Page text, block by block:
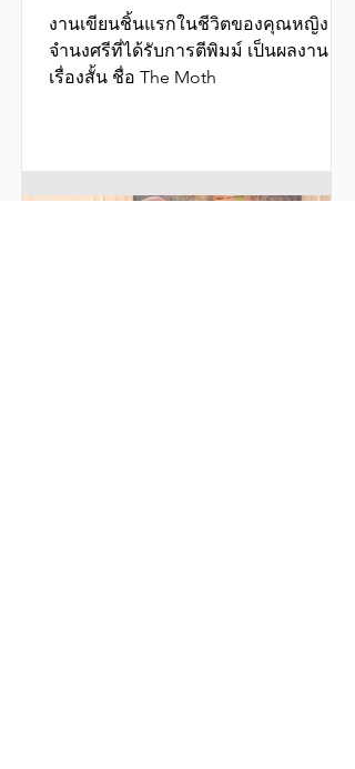
งานเขียนชิ้นแรกในชีวิตของคุณหญิง
จำนงศรีที่ได้รับการตีพิมม์ เป็นผลงาน
เรื่องสั้น ชื่อ The Moth